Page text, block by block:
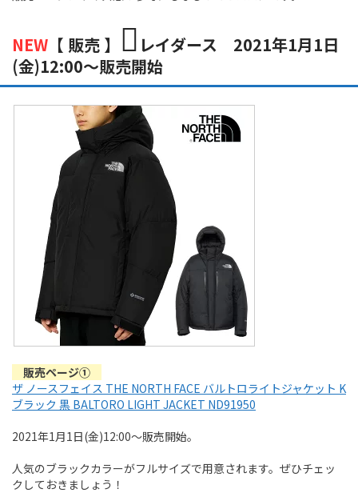
NEW 【 販売 】 レイダース 2021年1月1日
(金)12:00～販売開始
販売ページ①
ザ ノースフェイス THE NORTH FACE バルトロライトジャケット K
ブラック 黒 BALTORO LIGHT JACKET ND91950
2021年1月1日(金)12:00～販売開始。
人気のブラックカラーがフルサイズで用意されます。ぜひチェッ
クしておきましょう！